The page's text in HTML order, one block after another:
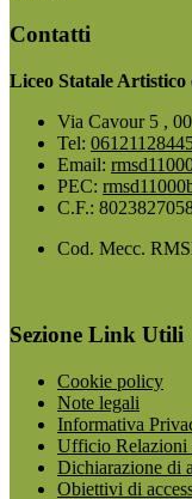
Contatti
Liceo Statale
Via Cavour 5 ,
Tel:
Email:
PEC:
C.F.:
Cod. Mecc.
Sezione Link Utili
Cookie policy
Note legali
Informativa
Ufficio Relazioni
Dichiarazione di
Obiettivi di